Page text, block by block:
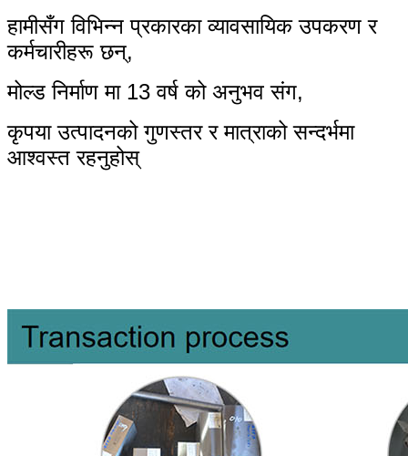
हामीसँग विभिन्न प्रकारका व्यावसायिक उपकरण र
कर्मचारीहरू छन्,
मोल्ड निर्माण मा 13 वर्ष को अनुभव संग,
कृपया उत्पादनको गुणस्तर र मात्राको सन्दर्भमा
आश्वस्त रहनुहोस्